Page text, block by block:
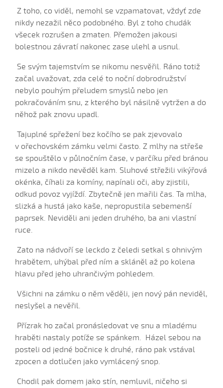
Ja žalo dívča, ja žalo trávu
Janíčenko, Janko...
Janíčku...
Jano z hory jede (Petr Suchánek, 2008)
Javorové husle (Antonín Bruštík, 2006)
Jede forman dolinú (Daniel Beníček 2008)
Jede Janko...
Jede šohaj z Vídňa (Alois Zatloukal, 2004)
Jeden cigáň (Daniel Bruštík, 2013)
Jeden cigáň (Josef Zámečník, 2009)
Jedna mamka (Eliška Hodulíková, 2008)
K horám, súnečko (Barbora Kubáníková, 2008)
Kačena divoká...
Kamaradzi beda mi je...
Katerinko, staň hore...
Kázala mi máci (Barbora Kubáníková, 2008)
Kdo umí vařit pěry (Petr Suchánek, 2006)
Kdybych já věděla
Kdybych já věděla, čí
Když jsem byl malunký...
Když my do tých hor
Když pršalo, mrholilo (Kateřina Šmídová, 2008)
Když sem býl malučký
Z toho, co viděl, nemohl se vzpamatovat, vždyť zde
nikdy nezažil něco podobného. Byl z toho chudák
všecek rozrušen a zmaten. Přemožen jakousi
bolestnou závratí nakonec zase ulehl a usnul.
Se svým tajemstvím se nikomu nesvěřil. Ráno totiž
začal uvažovat, zda celé to noční dobrodružství
nebylo pouhým přeludem smyslů nebo jen
pokračováním snu, z kterého byl násilně vytržen a do
něhož pak znovu upadl.
Tajuplné spřežení bez kočího se pak zjevovalo
v ořechovském zámku velmi často. Z mlhy na střeše
se spouštělo v půlnočním čase, v parčíku před bránou
mizelo a nikdo nevěděl kam. Sluhové střežili vikýřová
okénka, číhali za komíny, napínali oči, aby zjistili,
odkud povoz vyjíždí. Zbytečně jen mařili čas. Ta mlha,
slizká a hustá jako kaše, nepropustila sebemenší
paprsek. Neviděli ani jeden druhého, ba ani vlastní
ruce.
Zato na nádvoří se leckdo z čeledi setkal s ohnivým
hrabětem, uhýbal před ním a skláněl až po kolena
hlavu před jeho uhrančivým pohledem.
Všichni na zámku o něm věděli, jen nový pán neviděl,
neslyšel a nevěřil.
Přízrak ho začal pronásledovat ve snu a mladému
hraběti nastaly potíže se spánkem. Házel sebou na
posteli od jedné bočnice k druhé, ráno pak vstával
zpocen a dotlučen jako vymlácený snop.
Chodil pak domem jako stín, nemluvil, ničeho si